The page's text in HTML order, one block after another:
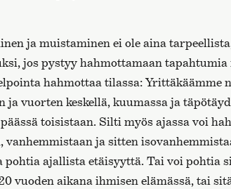
ja muistaminen ei ole aina
jos pystyy hahmottamaan tapahtumia
hahmottaa tilassa: Yrittäkäämme
ja vuorten keskellä, kuumassa ja
toisistaan. Silti myös ajassa voi
vanhemmistaan ja sitten
pohtia ajallista etäisyyttä. Tai voi pohtia
vuoden aikana ihmisen elämässä, tai